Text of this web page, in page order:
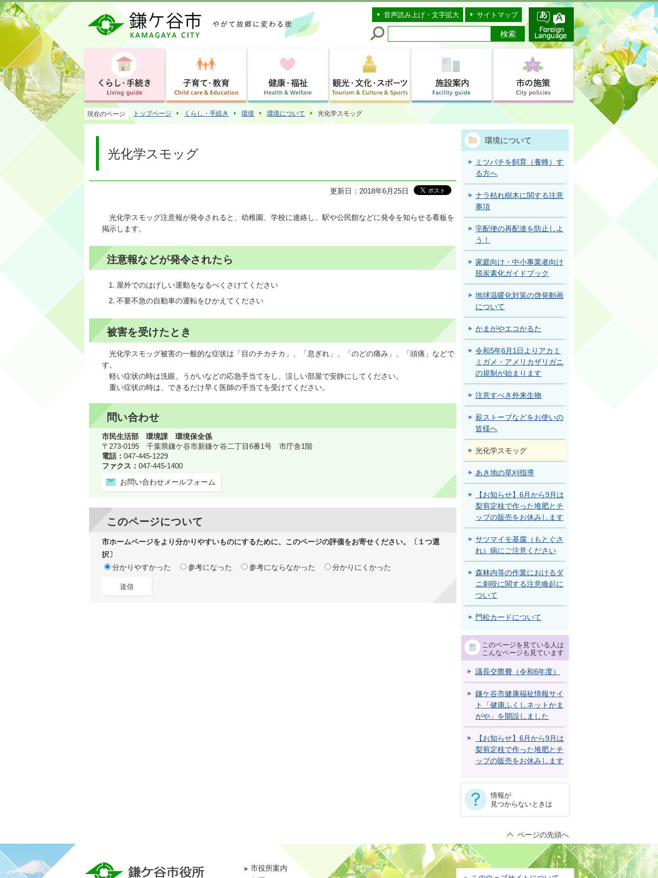
このページの本文へ移動
音声読み上げ・文字拡大 サイトマップ
現在のページ トップページ くらし・手続き 環境 環境について 光化学スモッグ
光化学スモッグ
更新日：2018年6月25日
光化学スモッグ注意報が発令されると、幼稚園、学校に連絡し、駅や公民館などに発令を知らせる看板を
掲示します。
注意報などが発令されたら
屋外でのはげしい運動をなるべくさけてください
不要不急の自動車の運転をひかえてください
被害を受けたとき
光化学スモッグ被害の一般的な症状は「目のチカチカ」、「息ぎれ」、「のどの痛み」、「頭痛」などで
す。
軽い症状の時は洗眼、うがいなどの応急手当てをし、涼しい部屋で安静にしてください。
重い症状の時は、できるだけ早く医師の手当てを受けてください。
問い合わせ
市民生活部 環境課 環境保全係
〒273-0195 千葉県鎌ケ谷市新鎌ケ谷二丁目6番1号 市庁舎1階
電話： 047-445-1229
ファクス： 047-445-1400
お問い合わせメールフォーム
このページについて
市ホームページをより分かりやすいものにするために、このページの評価をお寄せください。〔１つ選
択〕
分かりやすかった
参考になった 参考にならなかった 分かりにくかった
環境について
ミツバチを飼育（養蜂）す
る方へ
ナラ枯れ樹木に関する注意
事項
宅配便の再配達を防止しよ
う！
家庭向け・中小事業者向け
脱炭素化ガイドブック
地球温暖化対策の啓発動画
について
かまがやエコかるた
令和5年6月1日よりアカミ
ミガメ・アメリカザリガニ
の規制が始まります
注意すべき外来生物
薪ストーブなどをお使いの
皆様へ
光化学スモッグ
あき地の草刈指導
【お知らせ】6月から9月は
梨剪定枝で作った堆肥とチ
ップの販売をお休みします
サツマイモ基腐（もとぐさ
れ）病にご注意ください
森林内等の作業におけるダ
ニ刺咬に関する注意喚起に
ついて
門松カードについて
このページを見ている人は
こんなページも見ています
議長交際費（令和6年度）
鎌ケ谷市健康福祉情報サイ
ト「健康ふくしネットかま
がや」を開設しました
【お知らせ】6月から9月は
梨剪定枝で作った堆肥とチ
ップの販売をお休みします
情報が
見つからないときは
ページの先頭へ
市役所案内